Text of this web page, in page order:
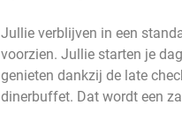
Jullie verblijven in een
voorzien. Jullie starten je
genieten dankzij de late
dinerbuffet. Dat wordt een